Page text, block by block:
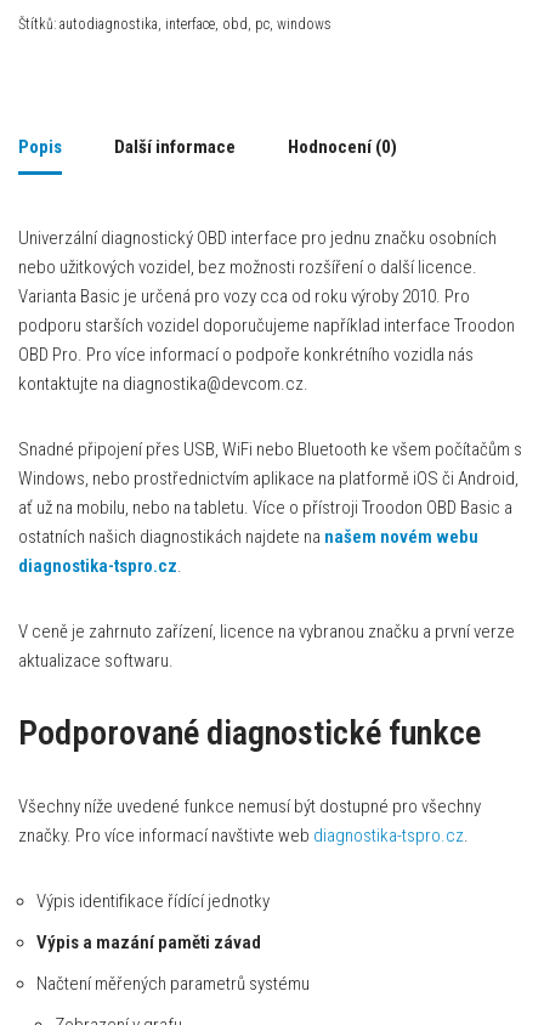
Štítků: autodiagnostika, interface, obd, pc, windows
Popis Další informace Hodnocení (0)
Univerzální diagnostický OBD interface pro jednu značku osobních
nebo užitkových vozidel, bez možnosti rozšíření o další licence.
Varianta Basic je určená pro vozy cca od roku výroby 2010. Pro
podporu starších vozidel doporučujeme například interface Troodon
OBD Pro. Pro více informací o podpoře konkrétního vozidla nás
kontaktujte na diagnostika@devcom.cz.
Snadné připojení přes USB, WiFi nebo Bluetooth ke všem počítačům s
Windows, nebo prostřednictvím aplikace na platformě iOS či Android,
ať už na mobilu, nebo na tabletu. Více o přístroji Troodon OBD Basic a
ostatních našich diagnostikách najdete na našem novém webu
diagnostika-tspro.cz.
V ceně je zahrnuto zařízení, licence na vybranou značku a první verze
aktualizace softwaru.
Podporované diagnostické funkce
Všechny níže uvedené funkce nemusí být dostupné pro všechny
značky. Pro více informací navštivte web diagnostika-tspro.cz.
Výpis identifikace řídící jednotky
Výpis a mazání paměti závad
Načtení měřených parametrů systému